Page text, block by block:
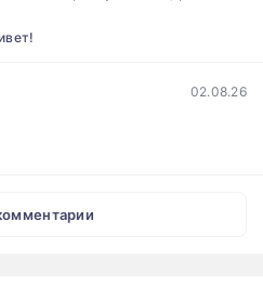
02.08.26